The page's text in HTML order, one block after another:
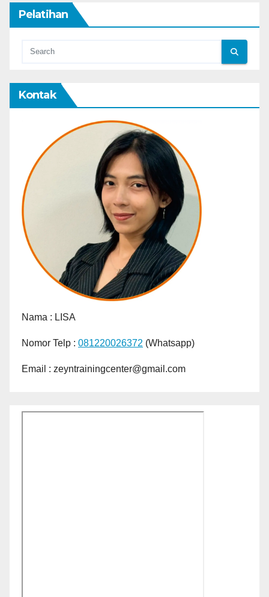
Pelatihan
Kontak
Nama : LISA
Nomor Telp : 081220026372 (Whatsapp)
Email : zeyntrainingcenter@gmail.com